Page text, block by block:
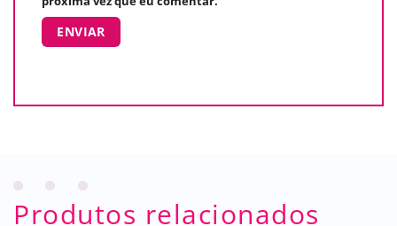
Produtos relacionados